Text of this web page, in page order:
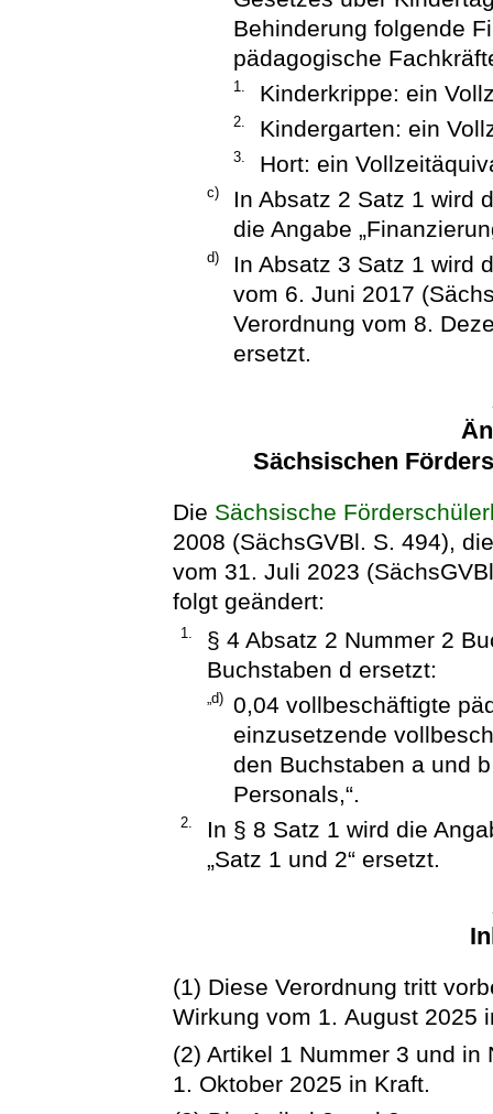
Behinderung folgende
pädagogische
1. Kinderkrippe: ein
2. Kindergarten: ein
3. Hort: ein
c)
In Absatz 2 Satz 1 wird
die Angabe
d)
In Absatz 3 Satz 1 wird
vom 6. Juni 2017
Verordnung vom 8.
ersetzt.
Sächsischen
Die Sächsische
2008 (SächsGVBl. S. 494),
vom 31. Juli 2023
folgt geändert:
1.
§ 4 Absatz 2 Nummer 2
Buchstaben d ersetzt:
„d)
0,04 vollbeschäftigte
einzusetzende
den Buchstaben a und
Personals,“.
2.
In § 8 Satz 1 wird die
„Satz 1 und 2“ ersetzt.
(1) Diese Verordnung tritt
Wirkung vom 1. August 2025
(2) Artikel 1 Nummer 3 und
1. Oktober 2025 in Kraft.